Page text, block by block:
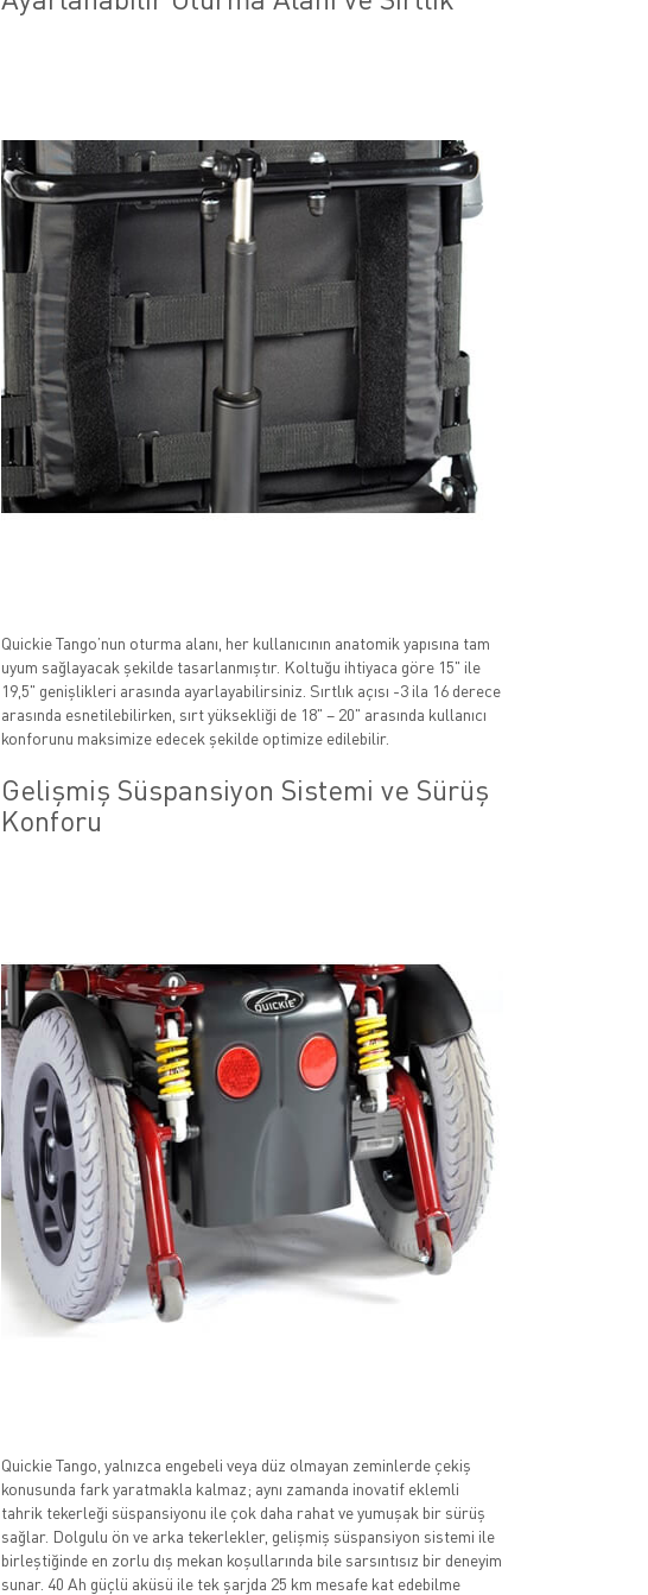
Quickie Tango’nun oturma alanı, her kullanıcının anatomik yapısına tam
uyum sağlayacak şekilde tasarlanmıştır. Koltuğu ihtiyaca göre 15" ile
19,5" genişlikleri arasında ayarlayabilirsiniz. Sırtlık açısı -3 ila 16 derece
arasında esnetilebilirken, sırt yüksekliği de 18" – 20" arasında kullanıcı
konforunu maksimize edecek şekilde optimize edilebilir.
Gelişmiş Süspansiyon Sistemi ve Sürüş
Konforu
Quickie Tango, yalnızca engebeli veya düz olmayan zeminlerde çekiş
konusunda fark yaratmakla kalmaz; aynı zamanda inovatif eklemli
tahrik tekerleği süspansiyonu ile çok daha rahat ve yumuşak bir sürüş
sağlar. Dolgulu ön ve arka tekerlekler, gelişmiş süspansiyon sistemi ile
birleştiğinde en zorlu dış mekan koşullarında bile sarsıntısız bir deneyim
sunar. 40 Ah güçlü aküsü ile tek şarjda 25 km mesafe kat edebilme